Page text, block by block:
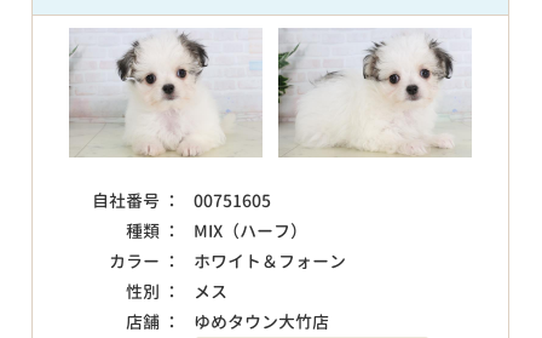
自社番号 ：
00751605
種類 ：
MIX（ハーフ）
カラー ：
ホワイト＆フォーン
性別 ：
メス
店舗 ：
ゆめタウン大竹店